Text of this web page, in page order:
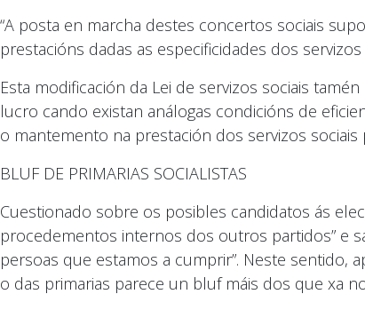
“A posta en marcha destes concertos sociais
prestacións dadas as especificidades dos servizos
Esta modificación da Lei de servizos sociais
lucro cando existan análogas condicións de
o mantemento na prestación dos servizos
BLUF DE PRIMARIAS SOCIALISTAS
Cuestionado sobre os posibles candidatos ás
procedementos internos dos outros partidos” e
persoas que estamos a cumprir”. Neste
o das primarias parece un bluf máis dos que xa